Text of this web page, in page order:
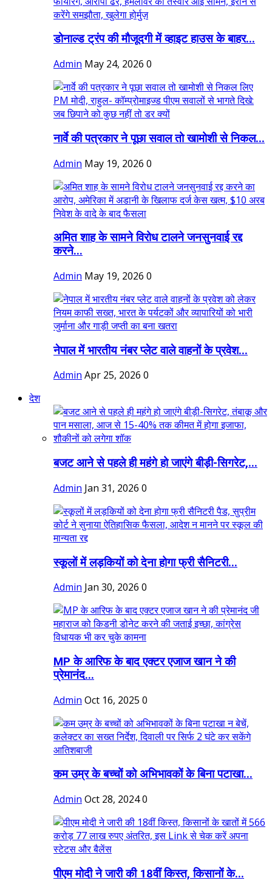
डोनाल्ड ट्रंप की मौजूदगी में व्हाइट हाउस के बाहर...
Admin May 24, 2026 0
नार्वे की पत्रकार ने पूछा सवाल तो खामोशी से निकल...
Admin May 19, 2026 0
अमित शाह के सामने विरोध टालने जनसुनवाई रद्द
करने...
Admin May 19, 2026 0
नेपाल में भारतीय नंबर प्लेट वाले वाहनों के प्रवेश...
Admin Apr 25, 2026 0
देश
बजट आने से पहले ही महंगे हो जाएंगे बीड़ी-सिगरेट,...
Admin Jan 31, 2026 0
स्कूलों में लड़कियों को देना होगा फ्री सैनिटरी...
Admin Jan 30, 2026 0
MP के आरिफ के बाद एक्टर एजाज खान ने की
प्रेमानंद...
Admin Oct 16, 2025 0
कम उम्र के बच्चों को अभिभावकों के बिना पटाखा...
Admin Oct 28, 20240
पीएम मोदी ने जारी की 18वीं किस्त, किसानों के...